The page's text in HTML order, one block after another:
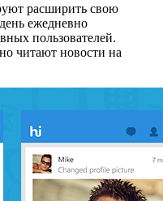
расширить свою
ежедневно
пользователей.
читают новости на